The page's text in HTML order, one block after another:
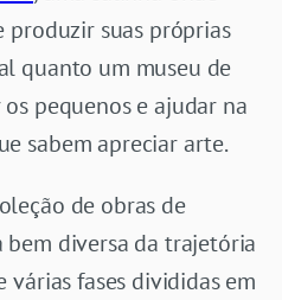
produzir suas próprias
quanto um museu de
pequenos e ajudar na
sabem apreciar arte.
de obras de
bem diversa da trajetória
várias fases divididas em